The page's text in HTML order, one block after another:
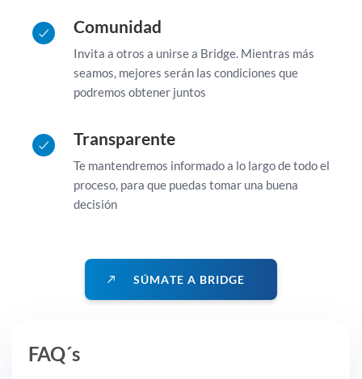
Comunidad
Invita a otros a unirse a Bridge. Mientras más
seamos, mejores serán las condiciones que
podremos obtener juntos
Transparente
Te mantendremos informado a lo largo de todo el
proceso, para que puedas tomar una buena
decisión
SÚMATE A BRIDGE
FAQ´s